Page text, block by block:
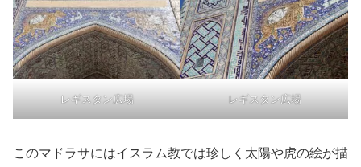
レギスタン広場 レギスタン広場
このマドラサにはイスラム教では珍しく太陽や虎の絵が描